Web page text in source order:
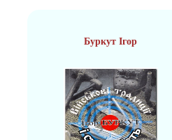
Буркут Ігор